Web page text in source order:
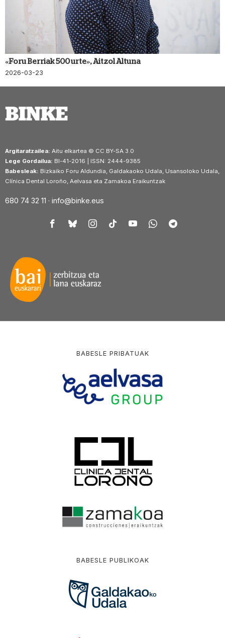
«Foru Berriak 500 urte», Aitzol Altuna
2026-03-23
Argitaratzailea: Aitu elkartea © CC BY-SA 3.0
Lege Gordailua: BI-41-2016 | ISSN: 2444-9385
Babesleak: Bizkaiko Foru Aldundia, Galdakaoko Udala, Usansoloko Udala,
Clínica Dental Loroño, Aelvasa eta Zamakoa Eraikuntzak
680 74 32 11 · info@binke.eus
BABESLE PRIBATUAK
BABESLE PUBLIKOAK